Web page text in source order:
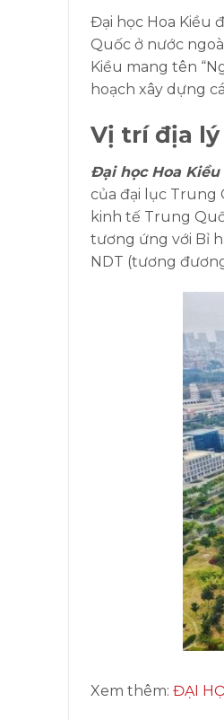
Đại học Hoa Kiều
Quốc ở nước
Kiều mang tên
hoạch xây dựng
Vị trí địa lý
Đại học Hoa Kiều
của đại lục Trung
kinh tế Trung
tương ứng với Bỉ
NDT (tương đương
Xem thêm: ĐẠI